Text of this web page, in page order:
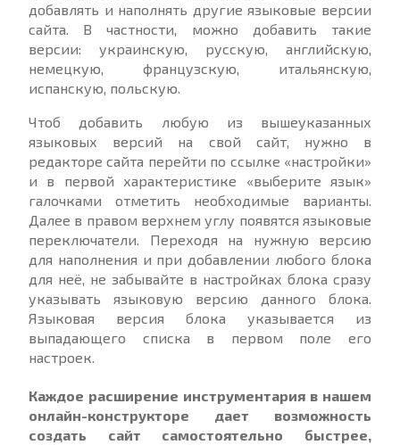
добавлять и наполнять другие языковые версии
сайта. В частности, можно добавить такие
версии: украинскую, русскую, английскую,
немецкую, французскую, итальянскую,
испанскую, польскую.
Чтоб добавить любую из вышеуказанных
языковых версий на свой сайт, нужно в
редакторе сайта перейти по ссылке «настройки»
и в первой характеристике «выберите язык»
галочками отметить необходимые варианты.
Далее в правом верхнем углу появятся языковые
переключатели. Переходя на нужную версию
для наполнения и при добавлении любого блока
для неё, не забывайте в настройках блока сразу
указывать языковую версию данного блока.
Языковая версия блока указывается из
выпадающего списка в первом поле его
настроек.
Каждое расширение инструментария в нашем
онлайн-конструкторе дает возможность
создать сайт самостоятельно быстрее,